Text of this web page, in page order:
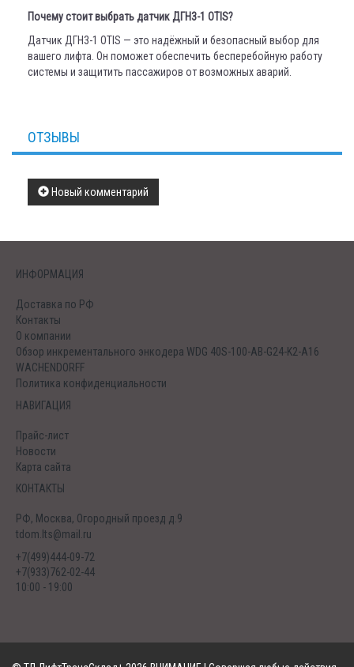
Почему стоит выбрать датчик ДГН3-1 OTIS?
Датчик ДГН3-1 OTIS — это надёжный и безопасный выбор для
вашего лифта. Он поможет обеспечить бесперебойную работу
системы и защитить пассажиров от возможных аварий.
ОТЗЫВЫ
Новый комментарий
ИНФОРМАЦИЯ
Доставка по РФ
Контакты
О компании
Обзор инкрементального энкодера WDG 40S-100-AB-G24-K2-A16
WACHENDORFF
Политика конфиденциальности
НАВИГАЦИЯ
Прайс-лист
Новости
Карта сайта
КОНТАКТЫ
РФ, Москва, Огородный проезд д.9
tdom.lts@mail.ru
+7(499)444-09-72
+7(933)762-02-44
10:00 - 19:00